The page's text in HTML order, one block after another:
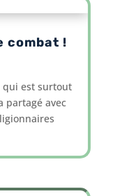
combat !
qui est surtout
partagé avec